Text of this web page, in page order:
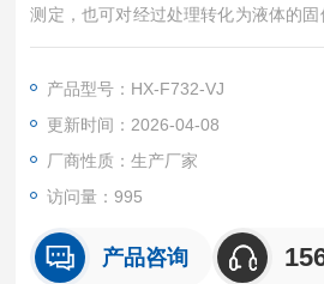
测定，也可对经过处理转化为液体的固
进行测定。
产品型号：HX-F732-VJ
更新时间：2026-04-08
厂商性质：生产厂家
访问量：995
产品咨询